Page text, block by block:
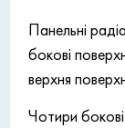
Панельні
бокові
верхня
Чотири бокові